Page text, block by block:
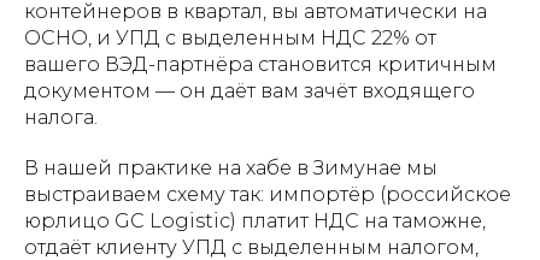
контейнеров в квартал, вы автоматически на
ОСНО, и УПД с выделенным НДС 22% от
вашего ВЭД-партнёра становится критичным
документом — он даёт вам зачёт входящего
налога.
В нашей практике на хабе в Зимунае мы
выстраиваем схему так: импортёр (российское
юрлицо GC Logistic) платит НДС на таможне,
отдаёт клиенту УПД с выделенным налогом,